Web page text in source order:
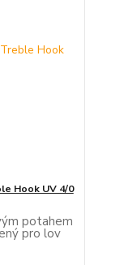
Hook UV 4/0
potahem
pro lov